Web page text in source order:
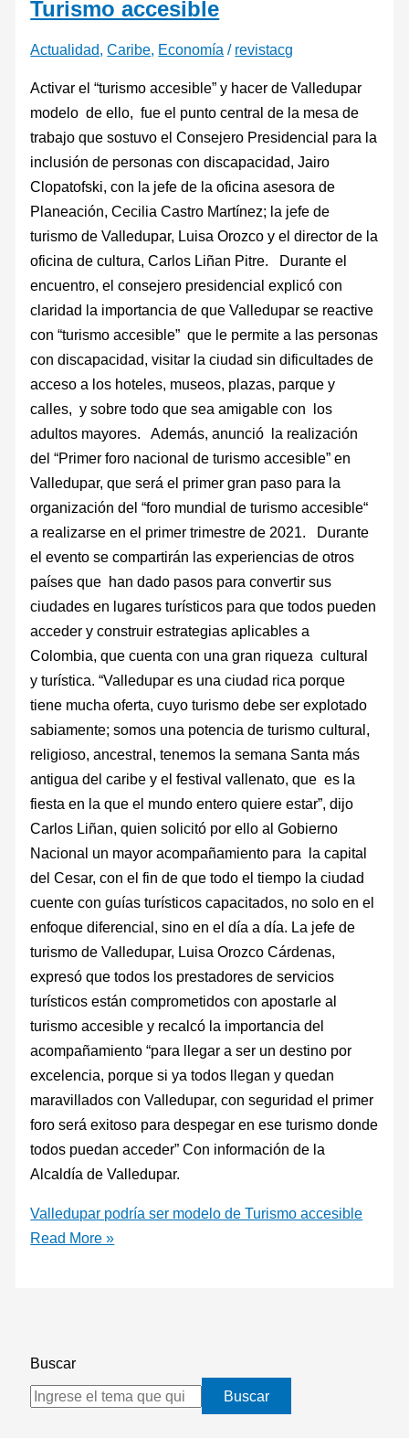
Turismo accesible
Actualidad,Caribe, Economía / revistacg
Activar el “turismo accesible” y hacer de Valledupar
modelo de ello, fue el punto central de la mesa de
trabajo que sostuvo el Consejero Presidencial para la
inclusión de personas con discapacidad, Jairo
Clopatofski, con la jefe de la oficina asesora de
Planeación, Cecilia Castro Martínez; la jefe de
turismo de Valledupar, Luisa Orozco y el director de la
oficina de cultura, Carlos Liñan Pitre. Durante el
encuentro, el consejero presidencial explicó con
claridad la importancia de que Valledupar se reactive
con “turismo accesible” que le permite a las personas
con discapacidad, visitar la ciudad sin dificultades de
acceso a los hoteles, museos, plazas, parque y
calles, y sobre todo que sea amigable con los
adultos mayores. Además, anunció la realización
del “Primer foro nacional de turismo accesible” en
Valledupar, que será el primer gran paso para la
organización del “foro mundial de turismo accesible“
a realizarse en el primer trimestre de 2021. Durante
el evento se compartirán las experiencias de otros
países que han dado pasos para convertir sus
ciudades en lugares turísticos para que todos pueden
acceder y construir estrategias aplicables a
Colombia, que cuenta con una gran riqueza cultural
y turística. “Valledupar es una ciudad rica porque
tiene mucha oferta, cuyo turismo debe ser explotado
sabiamente; somos una potencia de turismo cultural,
religioso, ancestral, tenemos la semana Santa más
antigua del caribe y el festival vallenato, que es la
fiesta en la que el mundo entero quiere estar”, dijo
Carlos Liñan, quien solicitó por ello al Gobierno
Nacional un mayor acompañamiento para la capital
del Cesar, con el fin de que todo el tiempo la ciudad
cuente con guías turísticos capacitados, no solo en el
enfoque diferencial, sino en el día a día. La jefe de
turismo de Valledupar, Luisa Orozco Cárdenas,
expresó que todos los prestadores de servicios
turísticos están comprometidos con apostarle al
turismo accesible y recalcó la importancia del
acompañamiento “para llegar a ser un destino por
excelencia, porque si ya todos llegan y quedan
maravillados con Valledupar, con seguridad el primer
foro será exitoso para despegar en ese turismo donde
todos puedan acceder” Con información de la
Alcaldía de Valledupar.
Valledupar podría ser modelo de Turismo accesible
Read More »
Buscar
Buscar